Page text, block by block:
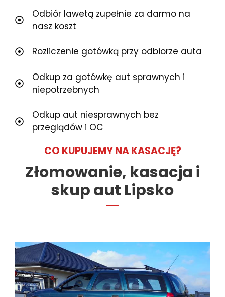
Odbiór lawetą zupełnie za darmo na
nasz koszt
Rozliczenie gotówką przy odbiorze auta
Odkup za gotówkę aut sprawnych i
niepotrzebnych
Odkup aut niesprawnych bez
przeglądów i OC
CO KUPUJEMY NA KASACJĘ?
Złomowanie, kasacja i
skup aut Lipsko